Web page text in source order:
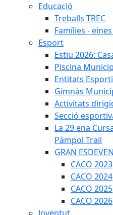
Educació
Treballs TREC
Famílies -
Esport
Estiu 2026:
Piscina
Entitats
Gimnàs
Activitats
Secció
La 29 ena
Pàmpol Trail
GRAN
CACO 2023
CACO 2024
CACO 2025
CACO 2026